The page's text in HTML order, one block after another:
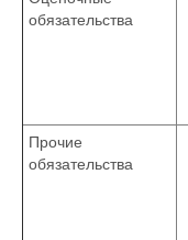
обязательства
Прочие
обязательства